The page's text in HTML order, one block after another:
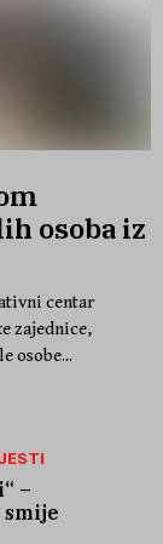
osoba iz
centar
zajednice,
osobe...
–
smije